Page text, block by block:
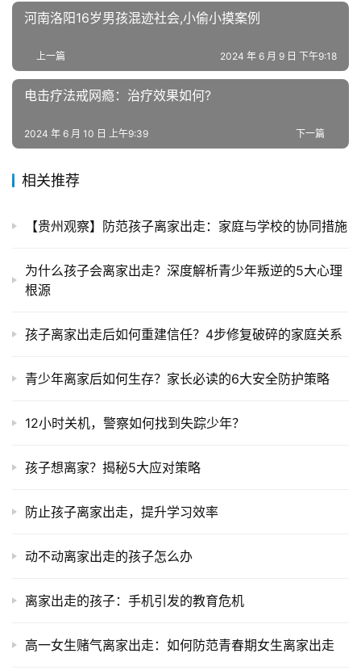
逆
专
河南洛阳16岁男孩混迹社会,小偷小摸案例
上一篇 2024 年 6 月 9 日 下午9:18
电击疗法戒网瘾：治疗效果如何?
下一篇
2024 年 6 月 10 日 上午9:39
相关推荐
【贵州观察】防范孩子离家出走：家庭与学校的协同措施
为什么孩子会离家出走？深度解析青少年叛逆的5大心理
根源
孩子离家出走后如何重建信任？4步修复破碎的家庭关系
青少年离家后如何生存？家长必读的6大安全防护策略
12小时关机，警察如何找到失踪少年？
孩子想离家？揭秘5大应对策略
防止孩子离家出走，提升学习效率
动不动离家出走的孩子怎么办
离家出走的孩子：手机引发的教育危机
高一女生赌气离家出走：如何防范青春期女生离家出走